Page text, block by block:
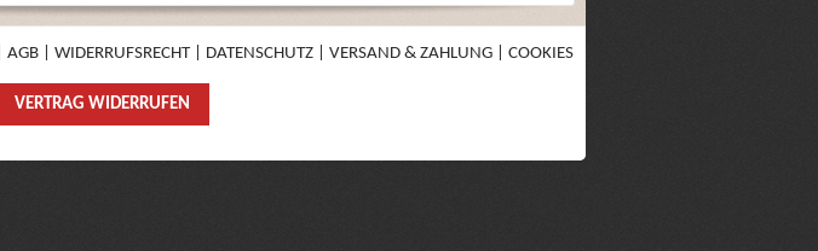
AGB WIDERRUFSRECHT| DATENSCHUTZ VERSAND & ZAHLUNG COOKIES
VERTRAG WIDERRUFEN